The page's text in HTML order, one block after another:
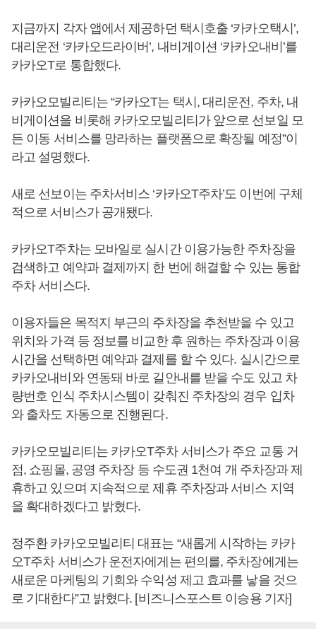
지금까지 각자 앱에서 제공하던 택시호출 ‘카카오택시’,
대리운전 ‘카카오드라이버’, 내비게이션 ‘카카오내비’를
카카오T로 통합했다.
카카오모빌리티는 “카카오T는 택시, 대리운전, 주차, 내
비게이션을 비롯해 카카오모빌리티가 앞으로 선보일 모
든 이동 서비스를 망라하는 플랫폼으로 확장될 예정”이
라고 설명했다.
새로 선보이는 주차서비스 ‘카카오T주차’도 이번에 구체
적으로 서비스가 공개됐다.
카카오T주차는 모바일로 실시간 이용가능한 주차장을
검색하고 예약과 결제까지 한 번에 해결할 수 있는 통합
주차 서비스다.
이용자들은 목적지 부근의 주차장을 추천받을 수 있고
위치와 가격 등 정보를 비교한 후 원하는 주차장과 이용
시간을 선택하면 예약과 결제를 할 수 있다. 실시간으로
카카오내비와 연동돼 바로 길안내를 받을 수도 있고 차
량번호 인식 주차시스템이 갖춰진 주차장의 경우 입차
와 출차도 자동으로 진행된다.
카카오모빌리티는 카카오T주차 서비스가 주요 교통 거
점, 쇼핑몰, 공영 주차장 등 수도권 1천여 개 주차장과 제
휴하고 있으며 지속적으로 제휴 주차장과 서비스 지역
을 확대하겠다고 밝혔다.
정주환 카카오모빌리티 대표는 “새롭게 시작하는 카카
오T주차 서비스가 운전자에게는 편의를, 주차장에게는
새로운 마케팅의 기회와 수익성 제고 효과를 낳을 것으
로 기대한다”고 밝혔다. [비즈니스포스트 이승용 기자]